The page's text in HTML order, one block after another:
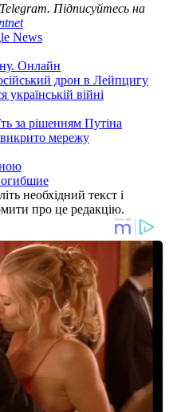
Підписуйтесь на
News
Онлайн
дрон в Лейпцигу
українській війні
за рішенням Путіна
мережу
необхідний текст і
про це редакцію.